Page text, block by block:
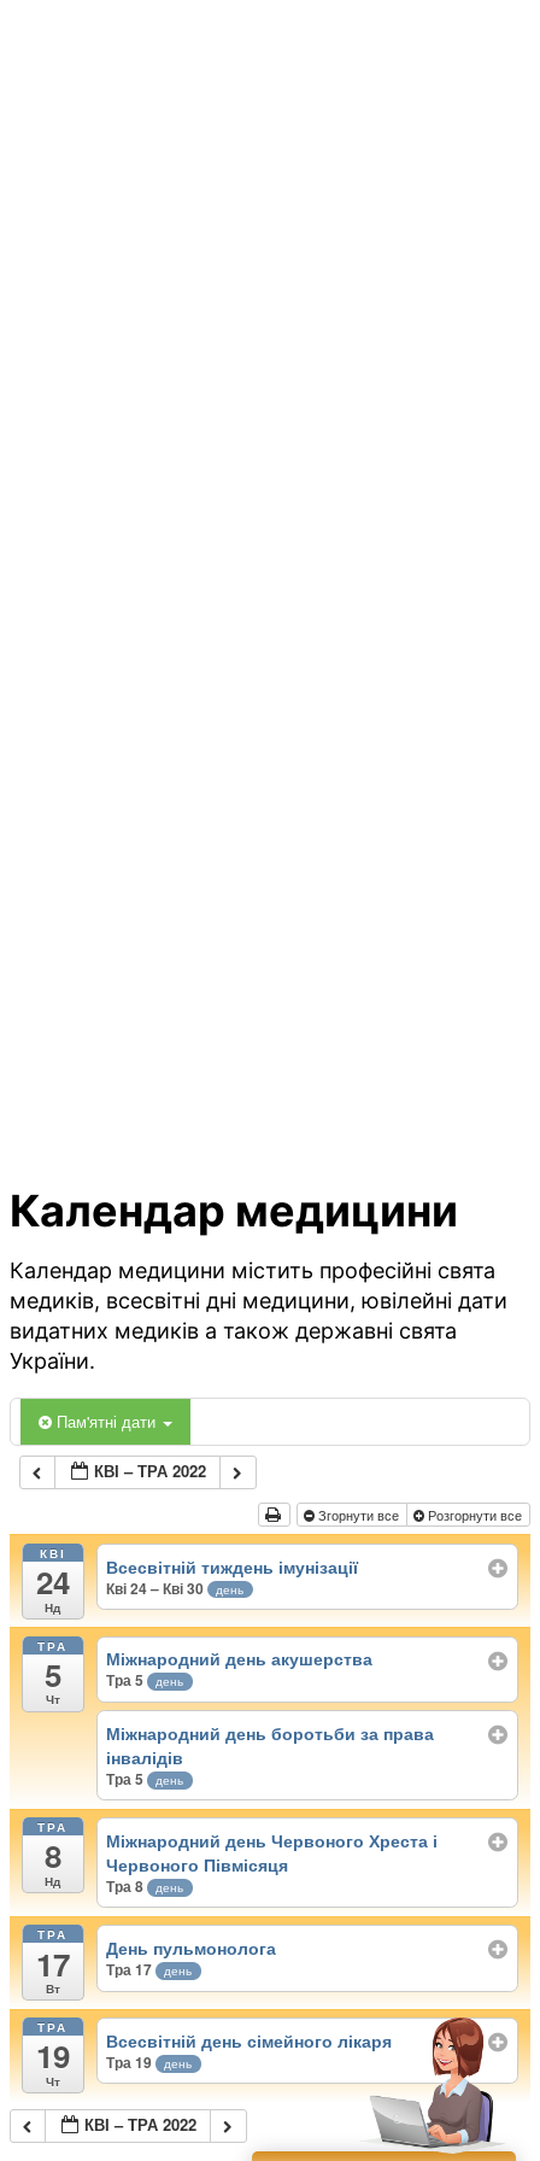
Календар медицини
Календар медицини містить професійні свята
медиків, всесвітні дні медицини, ювілейні дати
видатних медиків а також державні свята
України.
Пам'ятні дати
КВІ – ТРА 2022
Згорнути все Розгорнути все
КВІ
24
Нд
Всесвітній тиждень імунізації
Кві 24 – Кві 30 день
ТРА
5
Чт
Міжнародний день акушерства
Тра 5 день
Міжнародний день боротьби за права
інвалідів
Тра 5 день
ТРА
8
Нд
Міжнародний день Червоного Хреста і
Червоного Півмісяця
Тра 8 день
ТРА
17
Вт
День пульмонолога
Тра 17 день
ТРА
19
Чт
Всесвітній день сімейного лікаря
Тра 19 день
КВІ – ТРА 2022